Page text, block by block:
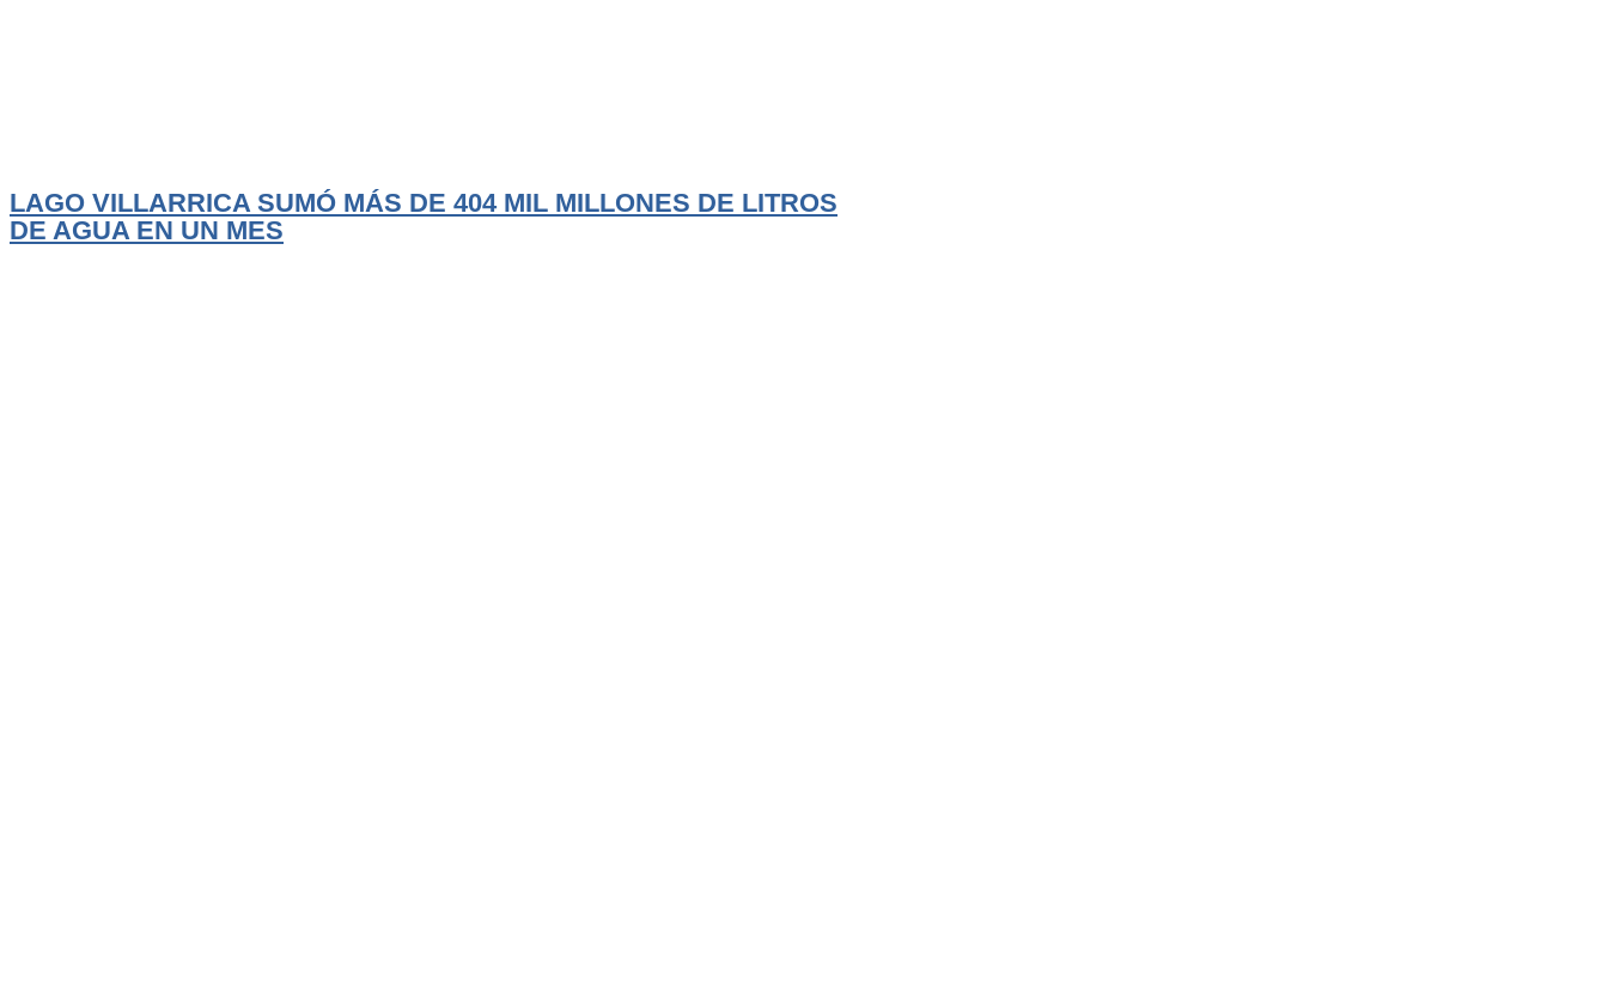
LAGO VILLARRICA SUMÓ MÁS DE 404 MIL MILLONES DE LITROS
DE AGUA EN UN MES